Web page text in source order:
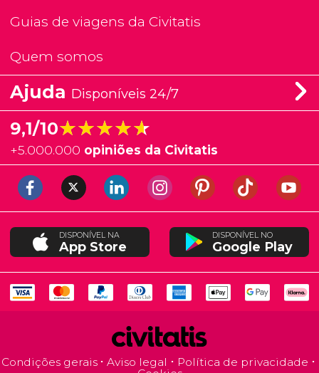
Guias de viagens da Civitatis
Quem somos
Ajuda Disponíveis 24/7
9,1/10★★★★★
★★★★★
+5.000.000 opiniões da Civitatis
DISPONÍVEL NA
App Store
DISPONÍVEL NO
Google Play
Condições gerais Aviso legal
Política de privacidade